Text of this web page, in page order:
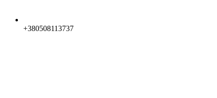
+380508113737